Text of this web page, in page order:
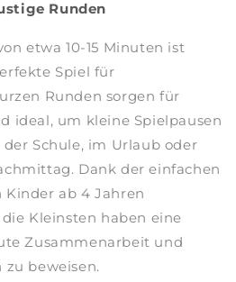
Runden
etwa 10-15 Minuten ist
Spiel für
Runden sorgen für
ideal, um kleine Spielpausen
Schule, im Urlaub oder
Dank der einfachen
Kinder ab 4 Jahren
Kleinsten haben eine
Zusammenarbeit und
beweisen.